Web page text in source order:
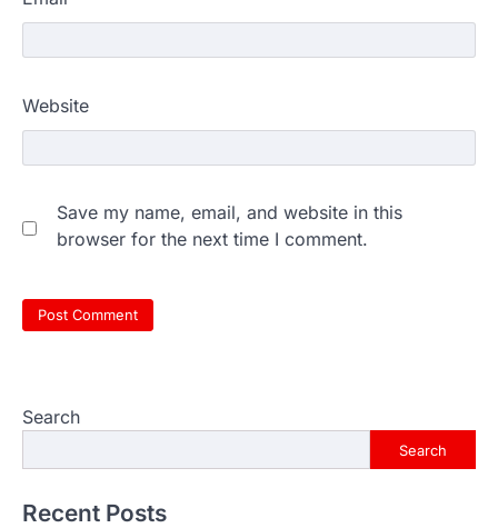
Website
Save my name, email, and website in this
browser for the next time I comment.
Search
Search
Recent Posts